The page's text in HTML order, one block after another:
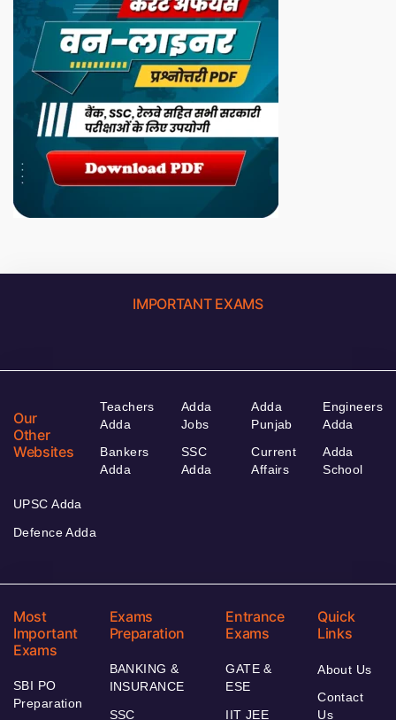
IMPORTANT EXAMS
Our
Other
Websites
Teachers
Adda
Bankers
Adda
Adda
Jobs
SSC
Adda
Adda
Punjab
Current
Affairs
Engineers
Adda
Adda
School
UPSC Adda
Defence Adda
Most
Important
Exams
SBI PO
Preparation
Exams
Preparation
BANKING &
INSURANCE
SSC
Entrance
Exams
GATE &
ESE
IIT JEE
Quick
Links
About Us
Contact
Us